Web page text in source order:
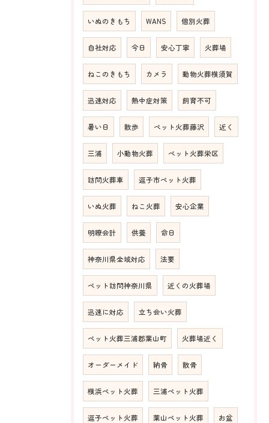
いぬのきもち WANS 個別火葬
自社対応 今日 安心丁寧 火葬場
ねこのきもち カメラ 動物火葬横須賀
迅速対応 熱中症対策 飼育不可
暑い日 散歩 ペット火葬藤沢 近く
三浦 小動物火葬 ペット火葬栄区
訪問火葬車 逗子市ペット火葬
いぬ火葬 ねこ火葬 安心企業
明瞭会計 供養 命日
神奈川県全域対応 法要
ペット訪問神奈川県 近くの火葬場
迅速に対応 立ち会い火葬
ペット火葬三浦郡葉山町 火葬場近く
オーダーメイド 納骨 散骨
横浜ペット火葬 三浦ペット火葬
逗子ペット火葬 葉山ペット火葬 お盆